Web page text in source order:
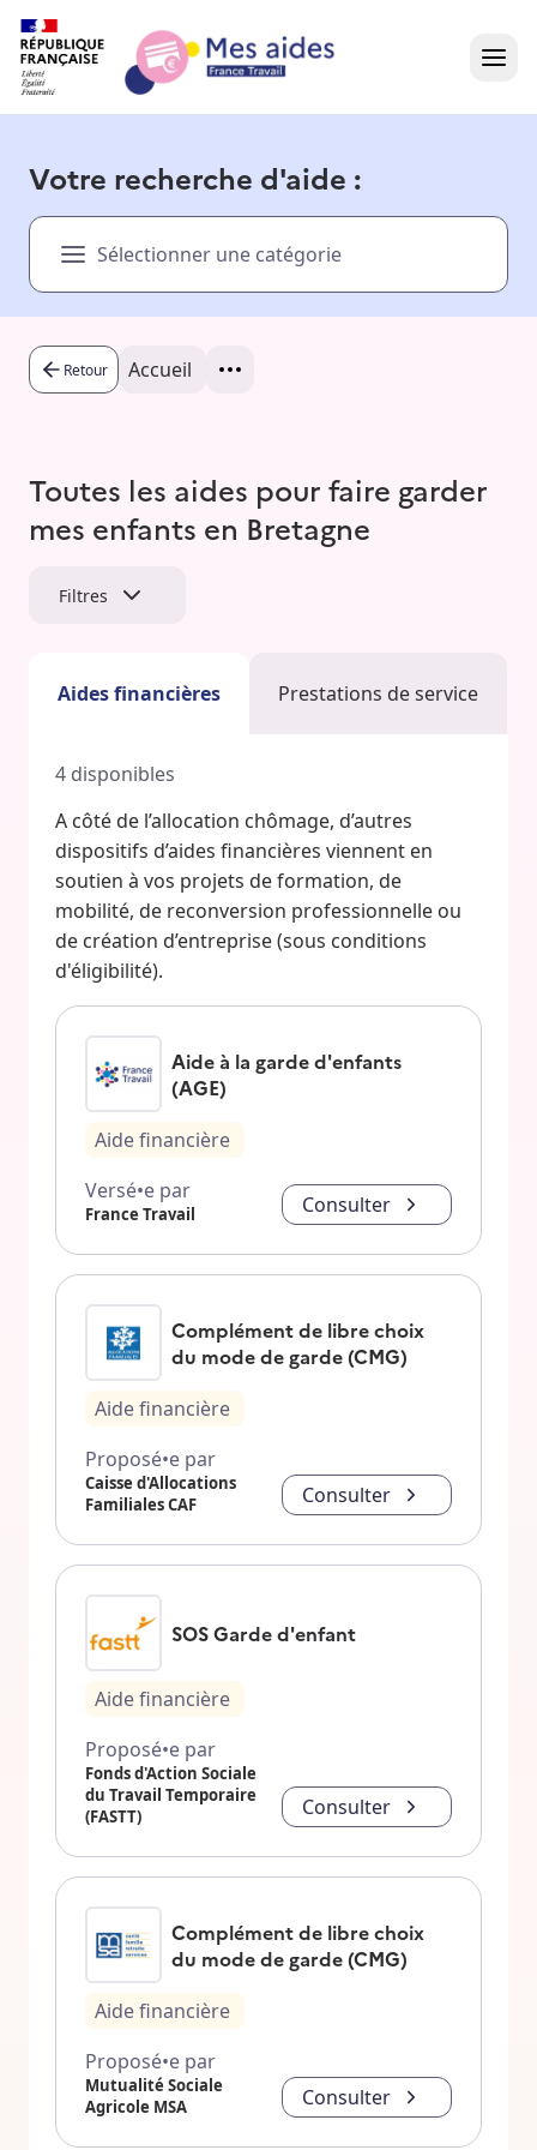
Présentation vidéo
Besoin d'aide ?
Votre recherche d'aide :
Sélectionner une catégorie
Retour Accueil
Toutes les aides pour faire garder
mes enfants en Bretagne
Filtres
Aides financières Prestations de service
4 disponibles
A côté de l’allocation chômage, d’autres
dispositifs d’aides financières viennent en
soutien à vos projets de formation, de
mobilité, de reconversion professionnelle ou
de création d’entreprise (sous conditions
d'éligibilité).
Aide à la garde d'enfants
(AGE)
Aide financière
Versé•e par
France Travail Consulter
Complément de libre choix
du mode de garde (CMG)
Aide financière
Proposé•e par
Caisse d'Allocations
Familiales CAF
Consulter
SOS Garde d'enfant
Aide financière
Proposé•e par
Fonds d'Action Sociale
du Travail Temporaire
(FASTT)
Consulter
Complément de libre choix
du mode de garde (CMG)
Aide financière
Proposé•e par
Mutualité Sociale
Agricole MSA
Consulter